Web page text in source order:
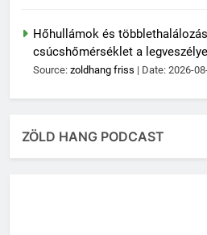
Hőhullámok és
csúcshőmérséklet a
Source: zoldhang friss Date: 2026-
ZÖLD HANG PODCAST